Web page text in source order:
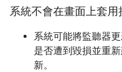
系統不會在畫面上套
系統可能將監聽器
是否遭到毀損並重
新。